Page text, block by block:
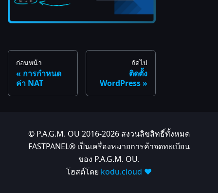
ก่อนหน้า
การกำหนด
ค่า NAT
ถัดไป
ติดตั้ง
WordPress
© P.A.G.M. OU 2016-2026 สงวนลิขสิทธิ์ทั้งหมด
FASTPANEL® เป็นเครื่องหมายการค้าจดทะเบียน
ของ P.A.G.M. OU.
โฮสต์โดย kodu.cloud ❤️